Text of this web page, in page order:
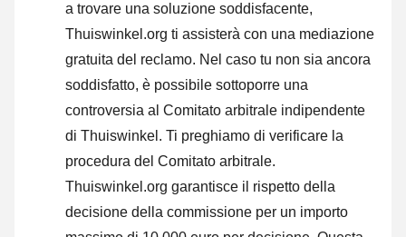
a trovare una soluzione soddisfacente,
Thuiswinkel.org ti assisterà con una mediazione
gratuita del reclamo. Nel caso tu non sia ancora
soddisfatto, è possibile sottoporre una
controversia al Comitato arbitrale indipendente
di Thuiswinkel. Ti preghiamo di verificare la
procedura del Comitato arbitrale.
Thuiswinkel.org garantisce il rispetto della
decisione della commissione per un importo